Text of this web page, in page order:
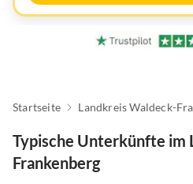
Startseite
Typische Unterkünfte im
Frankenberg